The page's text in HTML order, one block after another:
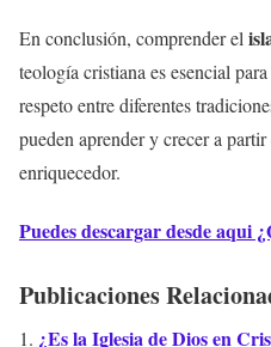
En conclusión, comprender el
teología cristiana es esencial
respeto entre diferentes
pueden aprender y crecer a
enriquecedor.
Puedes descargar desde aqui
Publicaciones
¿Es la Iglesia de Dios en